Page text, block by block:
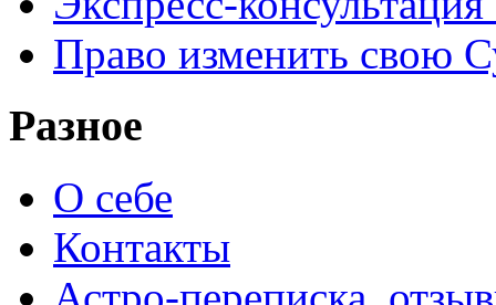
Право изменить свою
Разное
О себе
Контакты